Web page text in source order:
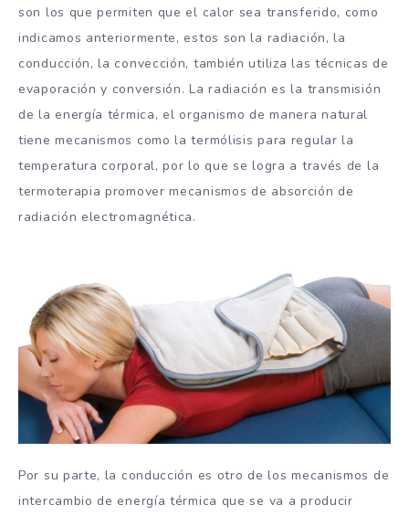
son los que permiten que el calor sea transferido, como
indicamos anteriormente, estos son la radiación, la
conducción, la convección, también utiliza las técnicas de
evaporación y conversión. La radiación es la transmisión
de la energía térmica, el organismo de manera natural
tiene mecanismos como la termólisis para regular la
temperatura corporal, por lo que se logra a través de la
termoterapia promover mecanismos de absorción de
radiación electromagnética.
Por su parte, la conducción es otro de los mecanismos de
intercambio de energía térmica que se va a producir